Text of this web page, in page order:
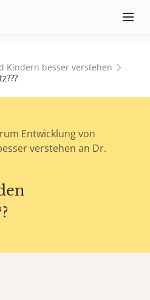
≡
Kindern besser verstehen
Entwicklung von
verstehen an Dr.